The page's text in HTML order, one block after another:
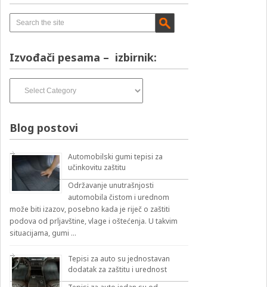
Izvođači pesama – izbirnik:
pesama
Blog postovi
Automobilski gumi tepisi za
učinkovitu zaštitu
Održavanje unutrašnjosti
automobila čistom i urednom
može biti izazov, posebno kada je riječ o zaštiti
podova od prljavštine, vlage i oštećenja. U takvim
situacijama, gumi …
Tepisi za auto su jednostavan
dodatak za zaštitu i urednost